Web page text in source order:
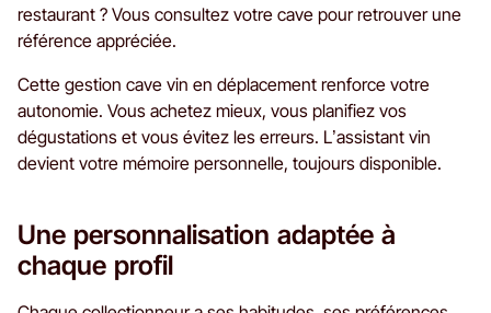
restaurant ? Vous consultez votre cave pour retrouver une
référence appréciée.
Cette gestion cave vin en déplacement renforce votre
autonomie. Vous achetez mieux, vous planifiez vos
dégustations et vous évitez les erreurs. L’assistant vin
devient votre mémoire personnelle, toujours disponible.
Une personnalisation adaptée à
chaque profil